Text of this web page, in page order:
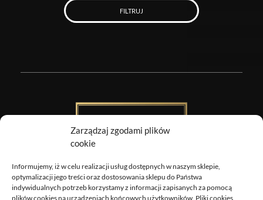
Zarządzaj zgodami plików
cookie
Informujemy, iż w celu realizacji usług dostępnych w naszym sklepie,
optymalizacji jego treści oraz dostosowania sklepu do Państwa
indywidualnych potrzeb korzystamy z informacji zapisanych za pomocą
plików cookies na urządzeniach końcowych użytkowników. Pliki cookies
FILTRUJ
Obrazy Sztuki
DOSTAWA